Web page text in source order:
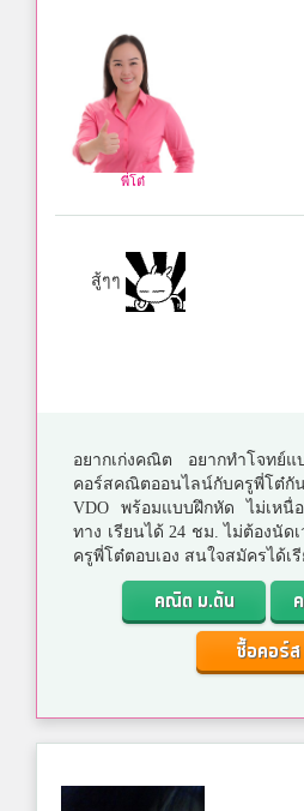
พี่โต๋
สู้ๆๆ
อยากเก่งคณิต อยากทำโจทย์
คอร์สคณิตออนไลน์กับครูพี่โ
VDO พร้อมแบบฝึกหัด ไม่เหนื่
ทาง เรียนได้ 24 ชม. ไม่ต้องนัด
ครูพี่โต๋ตอบเอง สนใจสมัครได้เ
คณิต ม.ต้น
ซื้อคอร์ส